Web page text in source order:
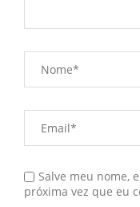
Salve meu nome,
próxima vez que eu